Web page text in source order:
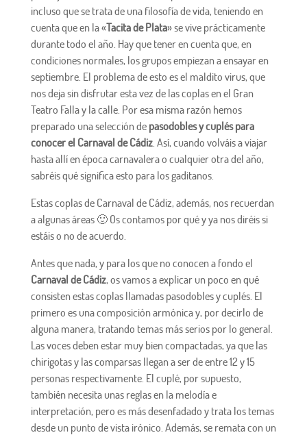
incluso que se trata de una filosofía de vida, teniendo en
cuenta que en la «Tacita de Plata» se vive prácticamente
durante todo el año. Hay que tener en cuenta que, en
condiciones normales, los grupos empiezan a ensayar en
septiembre. El problema de esto es el maldito virus, que
nos deja sin disfrutar esta vez de las coplas en el Gran
Teatro Falla y la calle. Por esa misma razón hemos
preparado una selección de pasodobles y cuplés para
conocer el Carnaval de Cádiz. Así, cuando volváis a viajar
hasta allí en época carnavalera o cualquier otra del año,
sabréis qué significa esto para los gaditanos.
Estas coplas de Carnaval de Cádiz, además, nos recuerdan
a algunas áreas 🙂 Os contamos por qué y ya nos diréis si
estáis o no de acuerdo.
Antes que nada, y para los que no conocen a fondo el
Carnaval de Cádiz, os vamos a explicar un poco en qué
consisten estas coplas llamadas pasodobles y cuplés. El
primero es una composición armónica y, por decirlo de
alguna manera, tratando temas más serios por lo general.
Las voces deben estar muy bien compactadas, ya que las
chirigotas y las comparsas llegan a ser de entre 12 y 15
personas respectivamente. El cuplé, por supuesto,
también necesita unas reglas en la melodía e
interpretación, pero es más desenfadado y trata los temas
desde un punto de vista irónico. Además, se remata con un